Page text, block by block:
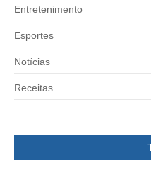
Entretenimento
Esportes
Notícias
Receitas